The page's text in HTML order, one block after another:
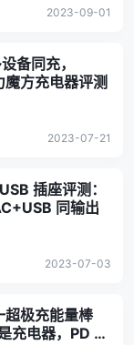
2023-09-01
备同充，
方充电器评测
2023-07-21
插座评测：
同输出
2023-07-03
极充能量棒
充电器，PD 快